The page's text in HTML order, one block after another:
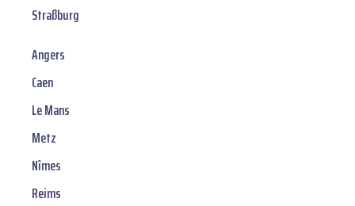
Straßburg
Angers
Caen
Le Mans
Metz
Nîmes
Reims